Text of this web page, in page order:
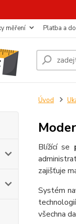
měření Platba a
Úvod
Blížící se
zajišťuje
Systém
všechna